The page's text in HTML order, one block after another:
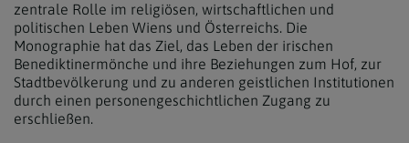
zentrale Rolle im religiösen, wirtschaftlichen und
politischen Leben Wiens und Österreichs. Die
Monographie hat das Ziel, das Leben der irischen
Benediktinermönche und ihre Beziehungen zum Hof, zur
Stadtbevölkerung und zu anderen geistlichen Institutionen
durch einen personengeschichtlichen Zugang zu
erschließen.